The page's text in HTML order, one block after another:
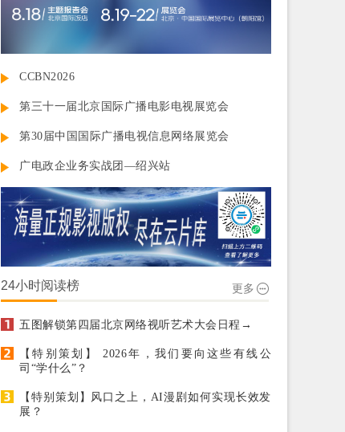
CCBN2026
第三十一届北京国际广播电影电视展览会
第30届中国国际广播电视信息网络展览会
广电政企业务实战团—绍兴站
24小时阅读榜 更多
五图解锁第四届北京网络视听艺术大会日程→
【特别策划】 2026年，我们要向这些有线公
司“学什么”？
【特别策划】风口之上，AI漫剧如何实现长效发
展？